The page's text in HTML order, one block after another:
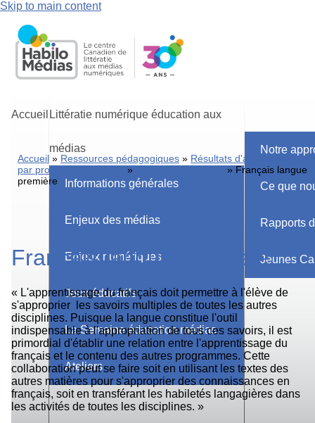
Skip to main content
Accueil Littératie numérique éducation aux
médias
Informations générales
Enjeux des médias
Enjeux numériques
Jeux éducatifs
La Semaine éducation médias
Ateliers
Notre
Ce que
Rapports
Jeunes
Accueil Ressources pédagogiques
Résultats d'apprentissage
par province et territoire
Français langue
première
Français langue première
« L'apprentissage du français doit permettre à l'élève de
s'approprier les savoirs multiples de toutes les autres
disciplines. Puisque la langue constitue l'outil
indispensable à l'appropriation de tous ces savoirs, il est
primordial d'établir une relation entre l'apprentissage du
français et le contenu des autres programmes. Cette
collaboration peut se faire soit en utilisant les textes des
autres matières pour s'approprier des connaissances en
français, soit en transférant les habiletés langagières dans
les activités de toutes les disciplines. »